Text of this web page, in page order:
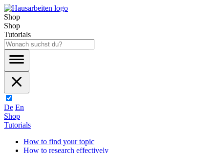
Shop
Shop
Tutorials
De En
Shop
Tutorials
How to find your topic
How to research effectively